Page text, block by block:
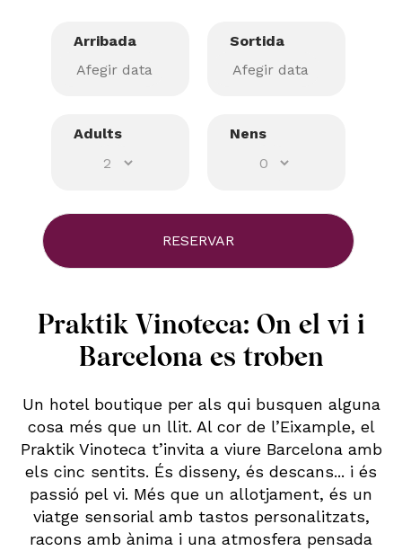
Arribada Sortida
Adults Nens
Praktik Vinoteca: On el vi i
Barcelona es troben
Un hotel boutique per als qui busquen alguna
cosa més que un llit. Al cor de l’Eixample, el
Praktik Vinoteca t’invita a viure Barcelona amb
els cinc sentits. És disseny, és descans... i és
passió pel vi. Més que un allotjament, és un
viatge sensorial amb tastos personalitzats,
racons amb ànima i una atmosfera pensada